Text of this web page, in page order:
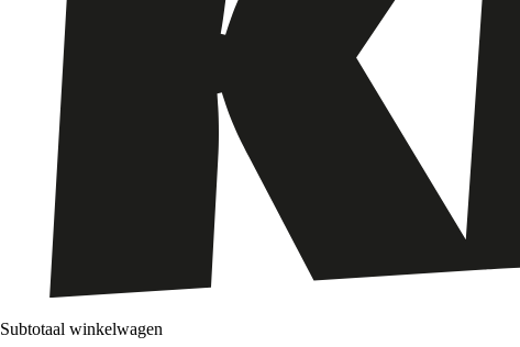
Subtotaal winkelwagen